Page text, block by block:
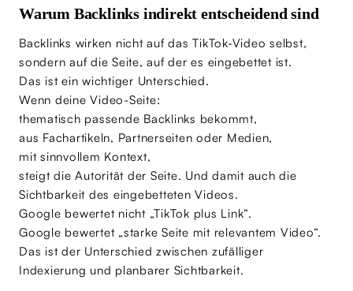
Warum Backlinks indirekt entscheidend sind
Backlinks wirken nicht auf das TikTok-Video selbst,
sondern auf die Seite, auf der es eingebettet ist.
Das ist ein wichtiger Unterschied.
Wenn deine Video-Seite:
thematisch passende Backlinks bekommt,
aus Fachartikeln, Partnerseiten oder Medien,
mit sinnvollem Kontext,
steigt die Autorität der Seite. Und damit auch die
Sichtbarkeit des eingebetteten Videos.
Google bewertet nicht „TikTok plus Link“.
Google bewertet „starke Seite mit relevantem Video“.
Das ist der Unterschied zwischen zufälliger
Indexierung und planbarer Sichtbarkeit.